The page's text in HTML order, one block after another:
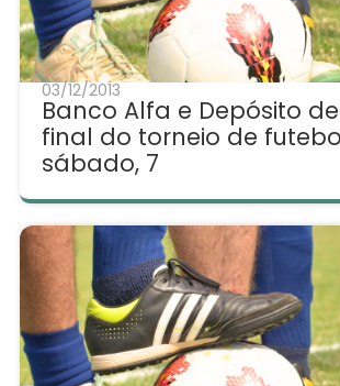
03/12/2013
Banco Alfa e Depósito
final do torneio de
sábado, 7